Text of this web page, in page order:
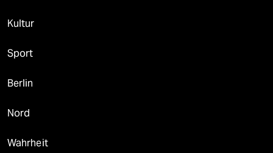
Kultur
Sport
Berlin
Nord
Wahrheit